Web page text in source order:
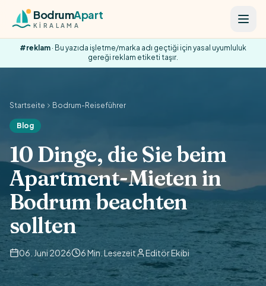
Skip to content
BodrumApart
KİRALAMA
#reklam · Bu yazıda işletme/marka adı geçtiği için yasal uyumluluk
gereği reklam etiketi taşır.
Startseite Bodrum-Reiseführer
Blog
10 Dinge, die Sie beim
Apartment-Mieten in
Bodrum beachten
sollten
06. Juni 2026 6 Min. Lesezeit Editör Ekibi